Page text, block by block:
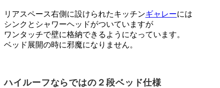
リアスペース右側に設けられたキッチンギャレーには
シンクとシャワーヘッドがついていますが
ワンタッチで壁に格納できるようになっています。
ベッド展開の時に邪魔になりません。
ハイルーフならではの２段ベッド仕様